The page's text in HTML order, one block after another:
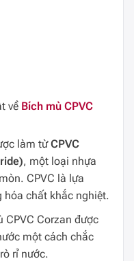
về Bích mù CPVC
làm từCPVC
, một loại nhựa
CPVC là lựa
chất khắc nghiệt.
CPVC Corzan được
một cách chắc
rỉ nước.